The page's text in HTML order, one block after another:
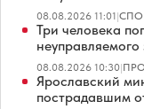
08.08.2026 11:01|
Три человека
неуправляемого
08.08.2026 10:30|
Ярославский
пострадавшим